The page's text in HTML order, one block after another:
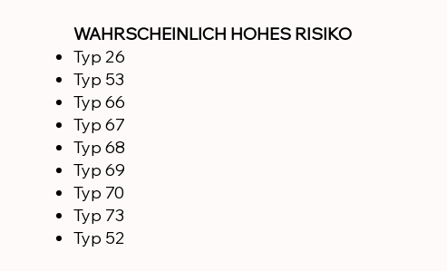
WAHRSCHEINLICH HOHES RISIKO
Typ 26
Typ 53
Typ 66
Typ 67
Typ 68
Typ 69
Typ 70
Typ 73
Typ 52